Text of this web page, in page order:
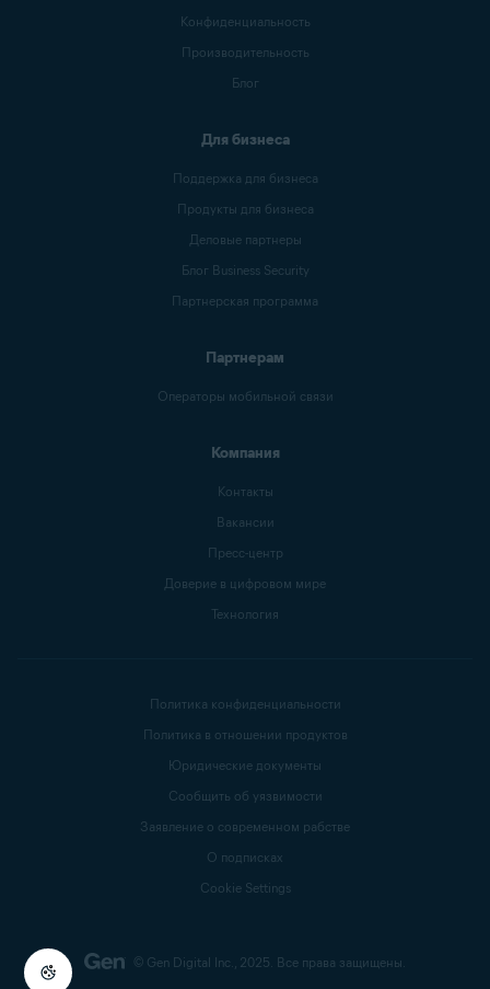
Конфиденциальность
Производительность
Блог
Для бизнеса
Поддержка для бизнеса
Продукты для бизнеса
Деловые партнеры
Блог Business Security
Партнерская программа
Партнерам
Операторы мобильной связи
Компания
Контакты
Вакансии
Пресс-центр
Доверие в цифровом мире
Технология
© Gen Digital Inc., 2025. Все права защищены.
Политика конфиденциальности
Политика в отношении продуктов
Юридические документы
Сообщить об уязвимости
Заявление о современном рабстве
О подписках
Cookie Settings